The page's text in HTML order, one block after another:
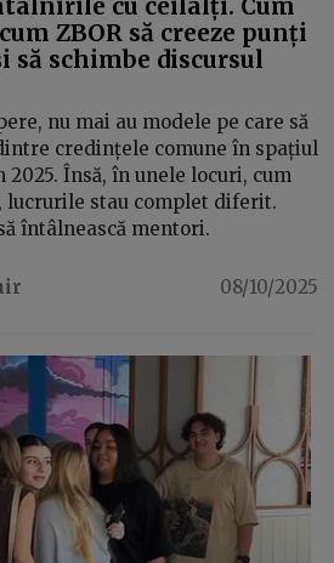
ZBOR să creeze punți
schimbe discursul
nu mai au modele pe care să
credințele comune în spațiul
Însă, în unele locuri, cum
lucrurile stau complet diferit.
întâlnească mentori.
08/10/2025